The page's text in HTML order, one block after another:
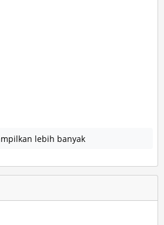
lebih banyak